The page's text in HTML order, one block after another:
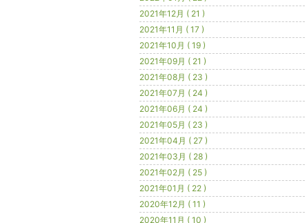
2021年12月 ( 21 )
2021年11月 ( 17 )
2021年10月 ( 19 )
2021年09月 ( 21 )
2021年08月 ( 23 )
2021年07月 ( 24 )
2021年06月 ( 24 )
2021年05月 ( 23 )
2021年04月 ( 27 )
2021年03月 ( 28 )
2021年02月 ( 25 )
2021年01月 ( 22 )
2020年12月 ( 11 )
2020年11月 ( 10 )